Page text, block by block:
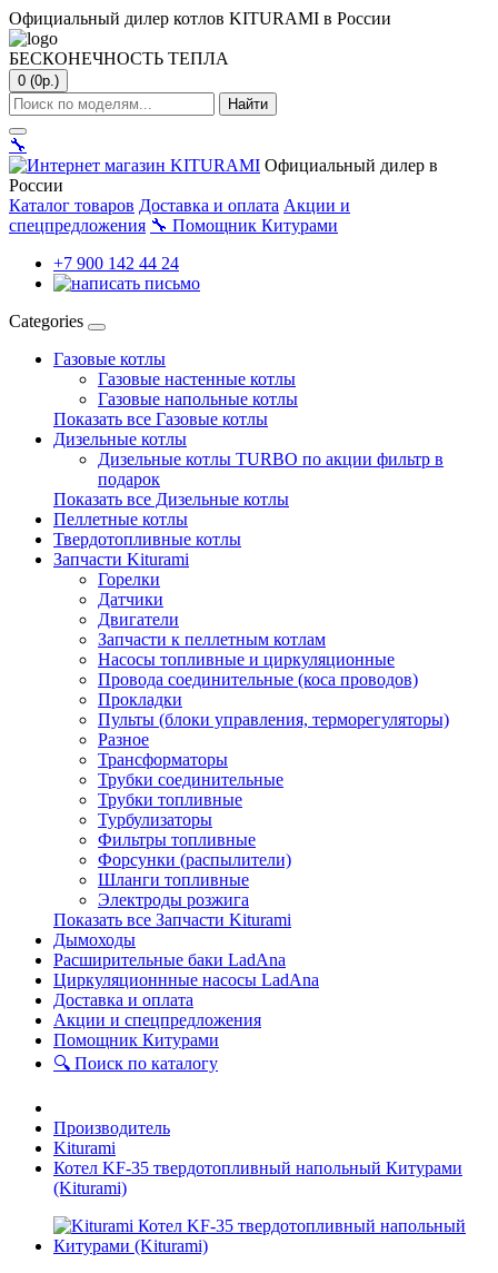
Официальный дилер котлов KITURAMI в России
БЕСКОНЕЧНОСТЬ ТЕПЛА
0 (0р.)
Найти
🔧
Официальный дилер в
России
Каталог товаров Доставка и оплата Акции и
спецпредложения 🔧 Помощник Китурами
+7 900 142 44 24
Categories
Газовые котлы
Газовые настенные котлы
Газовые напольные котлы
Показать все Газовые котлы
Дизельные котлы
Дизельные котлы TURBO по акции фильтр в
подарок
Показать все Дизельные котлы
Пеллетные котлы
Твердотопливные котлы
Запчасти Kiturami
Горелки
Датчики
Двигатели
Запчасти к пеллетным котлам
Насосы топливные и циркуляционные
Провода соединительные (коса проводов)
Прокладки
Пульты (блоки управления, терморегуляторы)
Разное
Трансформаторы
Трубки соединительные
Трубки топливные
Турбулизаторы
Фильтры топливные
Форсунки (распылители)
Шланги топливные
Электроды розжига
Показать все Запчасти Kiturami
Дымоходы
Расширительные баки LadAna
Циркуляционнные насосы LadAna
Доставка и оплата
Акции и спецпредложения
Помощник Китурами
🔍 Поиск по каталогу
Производитель
Kiturami
Котел KF-35 твердотопливный напольный Китурами
(Kiturami)